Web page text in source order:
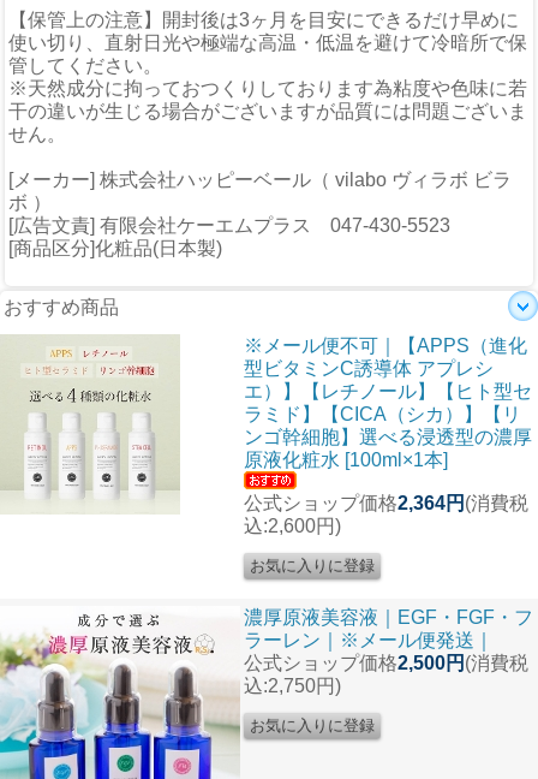
【保管上の注意】開封後は3ヶ月を目安にできるだけ早めに
使い切り、直射日光や極端な高温・低温を避けて冷暗所で保
管してください。
※天然成分に拘っておつくりしております為粘度や色味に若
干の違いが生じる場合がございますが品質には問題ございま
せん。
[メーカー] 株式会社ハッピーベール（ vilabo ヴィラボ ビラ
ボ ）
[広告文責] 有限会社ケーエムプラス 047-430-5523
[商品区分]化粧品(日本製)
おすすめ商品
※メール便不可｜【APPS（進化
型ビタミンC誘導体 アプレシ
エ）】【レチノール】【ヒト型セ
ラミド】【CICA（シカ）】【リ
ンゴ幹細胞】選べる浸透型の濃厚
原液化粧水 [100ml×1本]
公式ショップ価格2,364円 (消費税
込:2,600円)
濃厚原液美容液｜EGF・FGF・フ
ラーレン｜※メール便発送｜
公式ショップ価格2,500円 (消費税
込:2,750円)